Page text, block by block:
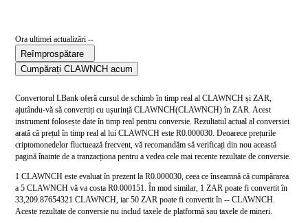
Ora ultimei actualizări --
Reîmprospătare
Cumpărați CLAWNCH acum
Convertorul LBank oferă cursul de schimb în timp real al CLAWNCH și ZAR,
ajutându-vă să convertiți cu ușurință CLAWNCH(CLAWNCH) în ZAR. Acest
instrument folosește date în timp real pentru conversie. Rezultatul actual al conversiei
arată că prețul în timp real al lui CLAWNCH este R0.000030. Deoarece prețurile
criptomonedelor fluctuează frecvent, vă recomandăm să verificați din nou această
pagină înainte de a tranzacționa pentru a vedea cele mai recente rezultate de conversie.
1 CLAWNCH este evaluat în prezent la R0.000030, ceea ce înseamnă că cumpărarea
a 5 CLAWNCH vă va costa R0.000151. În mod similar, 1 ZAR poate fi convertit în
33,209.87654321 CLAWNCH, iar 50 ZAR poate fi convertit în -- CLAWNCH.
Aceste rezultate de conversie nu includ taxele de platformă sau taxele de mineri.